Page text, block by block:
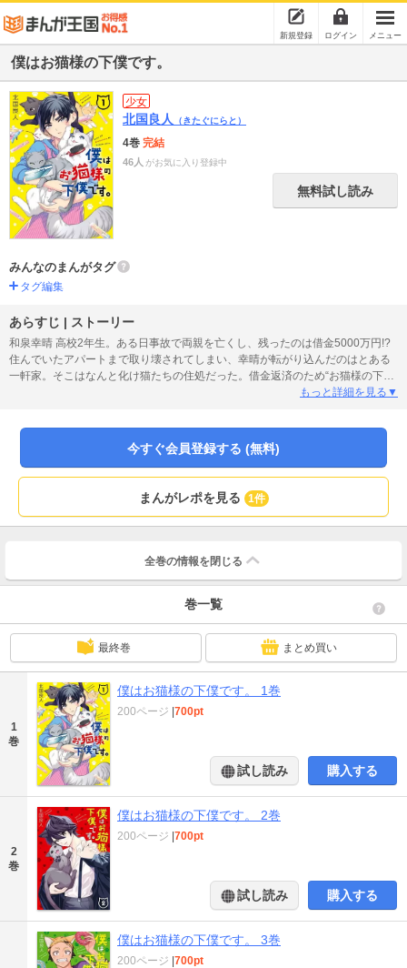
新規登録 ログイン メニュー
僕はお猫様の下僕です。
少女
北国良人 （きたぐにらと）
4巻 完結
46人 がお気に入り登録中
無料試し読み
みんなのまんがタグ
タグ編集
あらすじ | ストーリー
和泉幸晴 高校2年生。ある日事故で両親を亡くし、残ったのは借金5000万円!?
住んでいたアパートまで取り壊されてしまい、幸晴が転がり込んだのはとある
一軒家。そこはなんと化け猫たちの住処だった。借金返済のため“お猫様の下
僕”に任命されて…!? ドタバタお猫様コメディ、待望の第1巻!もっと詳細を見る▼
今すぐ会員登録する (無料)
まんがレポを見る 1件
全巻の情報を 閉じる
巻一覧
最終巻 まとめ買い
1
巻
僕はお猫様の下僕です。 1巻
200ページ |700pt
試し読み 購入する
2
巻
僕はお猫様の下僕です。 2巻
200ページ |700pt
試し読み 購入する
僕はお猫様の下僕です。 3巻
200ページ |700pt